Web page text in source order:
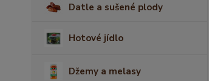
Datle a sušené plody
Hotové jídlo
Džemy a melasy